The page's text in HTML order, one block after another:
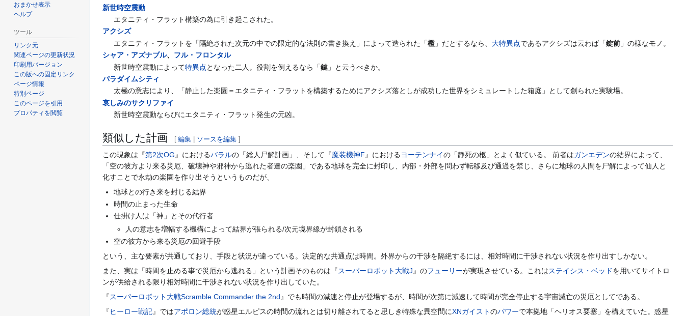
新世時空震動
エタニティ・フラット構築の為に引き起こされた。
アクシズ
エタニティ・フラットを「隔絶された次元の中での限定的な法則の書き換え」によって造られた「檻 」だとするなら、 大特異点であるアクシズは云わば「錠前 」の様なモノ。
シャア・アズナブル、 フル・フロンタル
新世時空震動によって特異点となった二人。役割を例えるなら「鍵 」と云うべきか。
パラダイムシティ
太極の意志により、「静止した楽園＝エタニティ・フラットを構築するためにアクシズ落としが成功した世界をシミュレートした箱庭」として創られた実験場。
哀しみのサクリファイ
新世時空震動ならびにエタニティ・フラット発生の元凶。
類似した計画 [ 編集 ソースを編集 ]
この現象は『第2次OG』におけるバラルの「総人尸解計画」、そして『魔装機神F』における ヨーテンナイの「静死の柩」とよく似ている。 前者はガンエデンの結界によって、
「空の彼方より来る災厄、破壊神や邪神から逃れた者達の楽園」である地球を完全に封印し、内部・外部を問わず転移及び通過を禁じ、さらに地球の人間を尸解によって仙人と
化すことで永劫の楽園を作り出そうというものだが、
地球との行き来を封じる結界
時間の止まった生命
仕掛け人は「神」とその代行者
人の意志を増幅する機構によって結界が張られる/次元境界線が封鎖される
空の彼方から来る災厄の回避手段
という、主な要素が共通しており、手段と状況が違っている。決定的な共通点は時間。外界からの干渉を隔絶するには、相対時間に干渉されない状況を作り出すしかない。
また、実は「時間を止める事で災厄から逃れる」という計画そのものは『スーパーロボット大戦J 』のフューリーが実現させている。これはステイシス・ベッドを用いてサイトロ
ンが供給される限り相対時間に干渉されない状況を作り出していた。
『スーパーロボット大戦Scramble Commander the 2nd 』でも時間の減速と停止が登場するが、時間が次第に減速して時間が完全停止する宇宙滅亡の災厄としてである。
『ヒーロー戦記』ではアポロン総統が惑星エルピスの時間の流れとは切り離されてると思しき特殊な異空間にXNガイストのパワーで本拠地「ヘリオス要塞」を構えていた。惑星
おまかせ表示
ヘルプ
ツール
リンク元
関連ページの更新状況
印刷用バージョン
この版への固定リンク
ページ情報
特別ページ
このページを引用
プロパティを閲覧